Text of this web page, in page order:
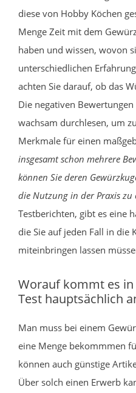
diese von Hobby Köchen
Menge Zeit mit dem
haben und wissen, wovon
unterschiedlichen
achten Sie darauf, ob das
Die negativen
wachsam durchlesen, um
Merkmale für einen
insgesamt schon mehrere
können Sie deren
die Nutzung in der Praxis zu
Testberichten, gibt es eine
die Sie auf jeden Fall in die
miteinbringen lassen
Worauf kommt es
Test hauptsächlich
Man muss bei einem
eine Menge bekommmen
können auch günstige
Über solch einen Erwerb